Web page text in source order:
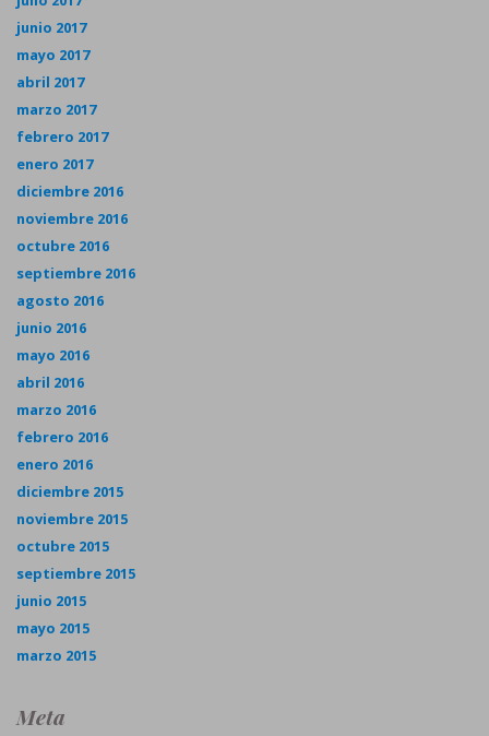
junio 2017
mayo 2017
abril 2017
marzo 2017
febrero 2017
enero 2017
diciembre 2016
noviembre 2016
octubre 2016
septiembre 2016
agosto 2016
junio 2016
mayo 2016
abril 2016
marzo 2016
febrero 2016
enero 2016
diciembre 2015
noviembre 2015
octubre 2015
septiembre 2015
junio 2015
mayo 2015
marzo 2015
Meta